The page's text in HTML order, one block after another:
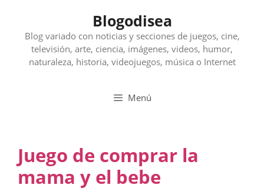
contenido
Blogodisea
Blog variado con noticias y secciones de juegos, cine,
televisión, arte, ciencia, imágenes, videos, humor,
naturaleza, historia, videojuegos, música o Internet
Menú
Juego de comprar la
mama y el bebe